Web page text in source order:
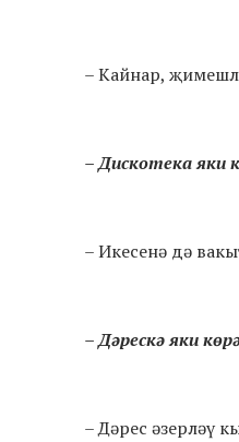
– Кайнар,
– Дискотека яки
– Икесенә дә
– Дәрескә яки
– Дәрес әзерләү